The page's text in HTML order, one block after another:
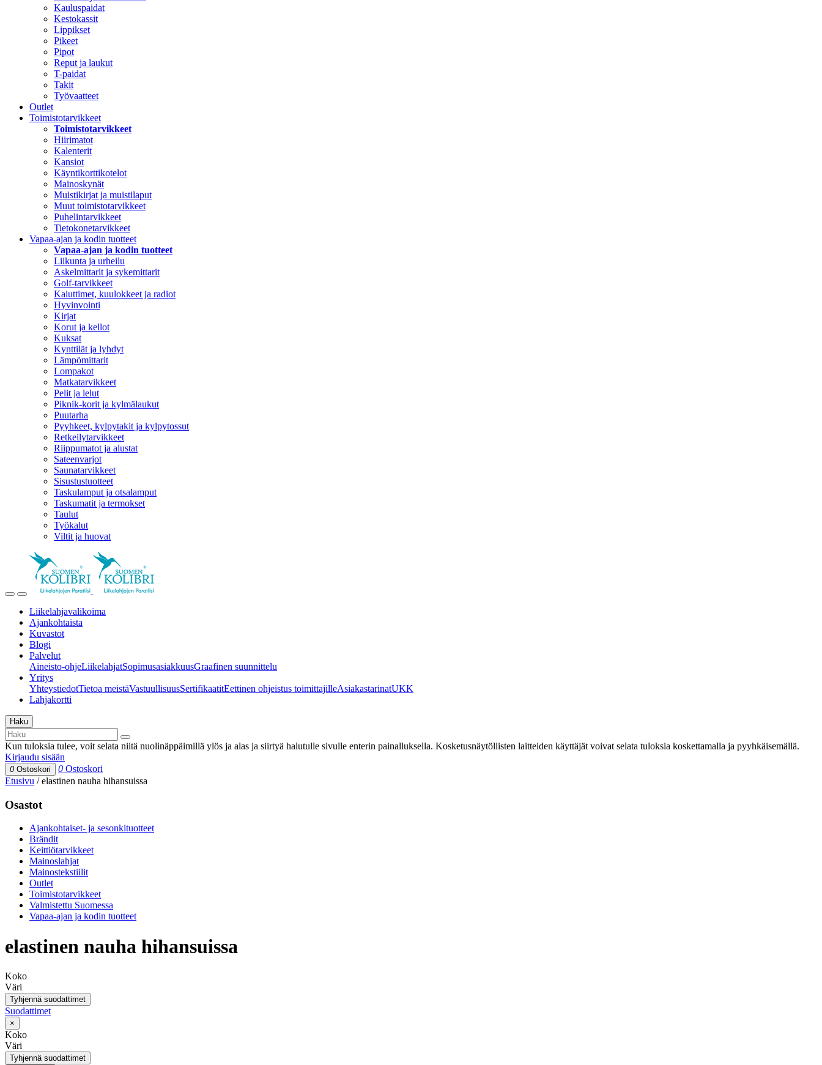
Kauluspaidat
Kestokassit
Lippikset
Pikeet
Pipot
Reput ja laukut
T-paidat
Takit
Työvaatteet
Outlet
Toimistotarvikkeet
Toimistotarvikkeet
Hiirimatot
Kalenterit
Kansiot
Käyntikorttikotelot
Mainoskynät
Muistikirjat ja muistilaput
Muut toimistotarvikkeet
Puhelintarvikkeet
Tietokonetarvikkeet
Vapaa-ajan ja kodin tuotteet
Vapaa-ajan ja kodin tuotteet
Liikunta ja urheilu
Askelmittarit ja sykemittarit
Golf-tarvikkeet
Kaiuttimet, kuulokkeet ja radiot
Hyvinvointi
Kirjat
Korut ja kellot
Kuksat
Kynttilät ja lyhdyt
Lämpömittarit
Lompakot
Matkatarvikkeet
Pelit ja lelut
Piknik-korit ja kylmälaukut
Puutarha
Pyyhkeet, kylpytakit ja kylpytossut
Retkeilytarvikkeet
Riippumatot ja alustat
Sateenvarjot
Saunatarvikkeet
Sisustustuotteet
Taskulamput ja otsalamput
Taskumatit ja termokset
Taulut
Työkalut
Viltit ja huovat
Liikelahjavalikoima
Ajankohtaista
Kuvastot
Blogi
Palvelut
Aineisto-ohjeLiikelahjatSopimusasiakkuusGraafinen suunnittelu
Yritys
YhteystiedotTietoa meistäVastuullisuusSertifikaatitEettinen ohjeistus toimittajilleAsiakastarinatUKK
Lahjakortti
Haku
Kun tuloksia tulee, voit selata niitä nuolinäppäimillä ylös ja alas ja siirtyä halutulle sivulle enterin painalluksella. Kosketusnäytöllisten laitteiden käyttäjät voivat selata tuloksia koskettamalla ja pyyhkäisemällä.
Kirjaudu sisään
0 Ostoskori 0 Ostoskori
Etusivu /elastinen nauha hihansuissa
Osastot
Ajankohtaiset- ja sesonkituotteet
Brändit
Keittiötarvikkeet
Mainoslahjat
Mainostekstiilit
Outlet
Toimistotarvikkeet
Valmistettu Suomessa
Vapaa-ajan ja kodin tuotteet
elastinen nauha hihansuissa
Koko
Väri
Tyhjennä suodattimet
Suodattimet
×
Koko
Väri
Tyhjennä suodattimet